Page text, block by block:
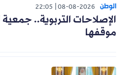
الوطن 08-08-2026
22:05
الإصلاحات التربوية..
موقفها